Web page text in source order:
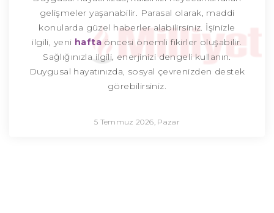
gelişmeler yaşanabilir. Parasal olarak, maddi
konularda güzel haberler alabilirsiniz. İşinizle
ilgili, yeni haftaöncesi önemli fikirler oluşabilir.
Sağlığınızla ilgili, enerjinizi dengeli kullanın.
Duygusal hayatınızda, sosyal çevrenizden destek
görebilirsiniz.
5 Temmuz 2026, Pazar